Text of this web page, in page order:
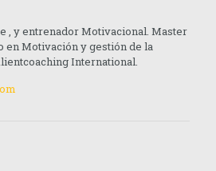
, y entrenador Motivacional. Master
en Motivación y gestión de la
International.